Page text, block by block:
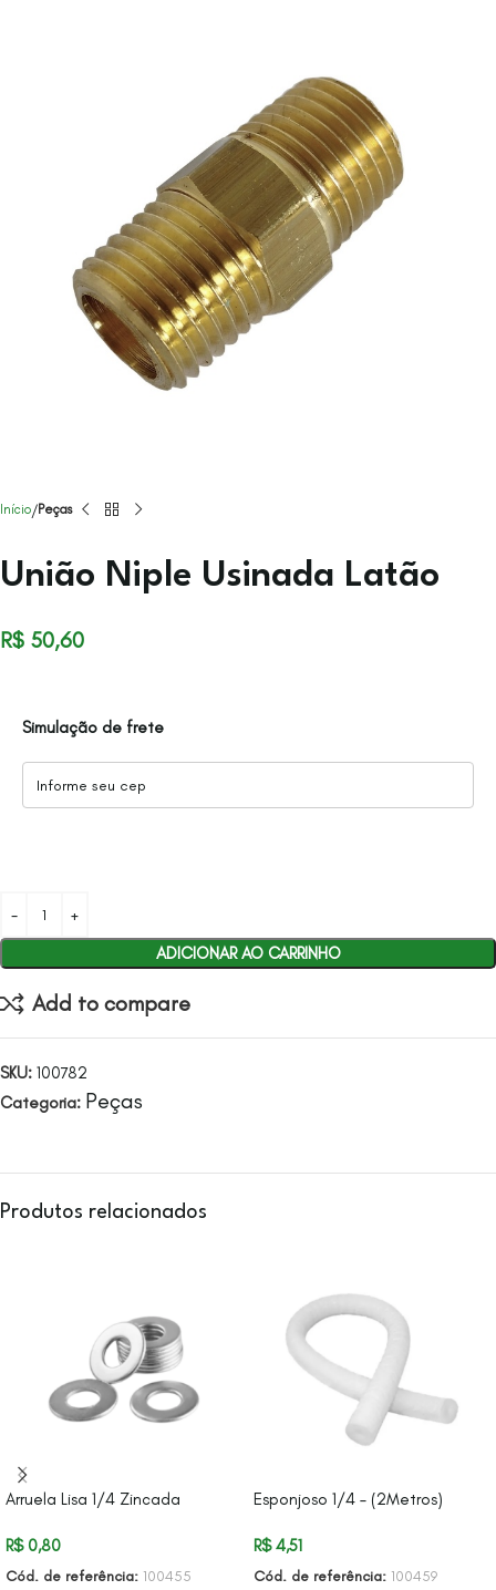
Início Peças
União Niple Usinada Latão
R$ 50,60
Simulação de frete
ADICIONAR AO CARRINHO
Add to compare
SKU: 100782
Categoria: Peças
Produtos relacionados
Arruela Lisa 1/4 Zincada
R$0,80
Cód. de referência: 100455
Esponjoso 1/4 – (2Metros)
R$4,51
Cód. de referência: 100459